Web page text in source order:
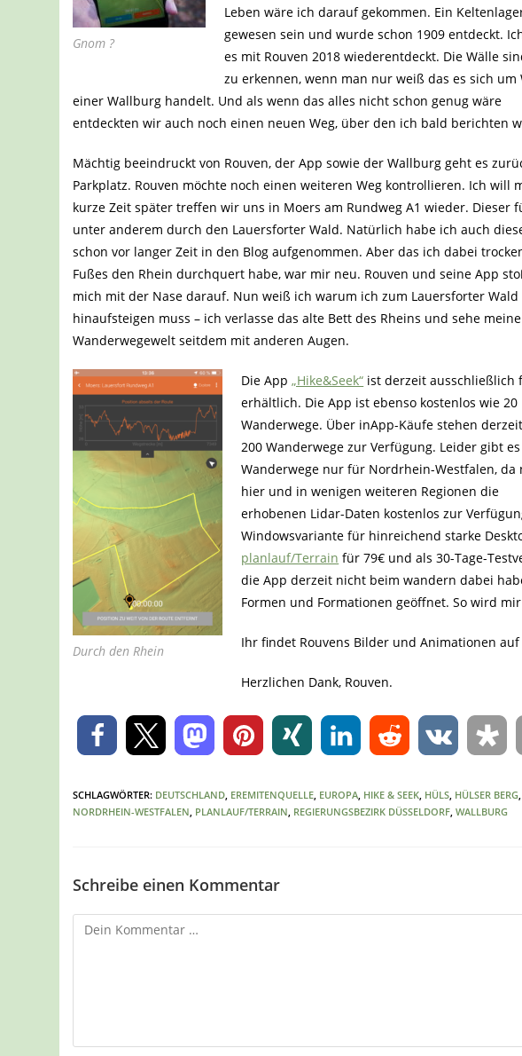
Gnom ?
Leben wäre ich darauf gekommen. Ein
gewesen sein und wurde schon 1909 entdeckt.
es mit Rouven 2018 wiederentdeckt. Die Wälle
zu erkennen, wenn man nur weiß das es sich um
einer Wallburg handelt. Und als wenn das alles nicht schon genug wäre
entdeckten wir auch noch einen neuen Weg, über den ich bald berichten
Mächtig beeindruckt von Rouven, der App sowie der Wallburg geht es
Parkplatz. Rouven möchte noch einen weiteren Weg kontrollieren. Ich will
kurze Zeit später treffen wir uns in Moers am Rundweg A1 wieder. Dieser
unter anderem durch den Lauersforter Wald. Natürlich habe ich auch
schon vor langer Zeit in den Blog aufgenommen. Aber das ich dabei
Fußes den Rhein durchquert habe, war mir neu. Rouven und seine App
mich mit der Nase darauf. Nun weiß ich warum ich zum Lauersforter Wald
hinaufsteigen muss – ich verlasse das alte Bett des Rheins und sehe meine
Wanderwegewelt seitdem mit anderen Augen.
Durch den Rhein
Die App„Hike&Seek“ ist derzeit ausschließlich
erhältlich. Die App ist ebenso kostenlos wie 20
Wanderwege. Über inApp-Käufe stehen
200 Wanderwege zur Verfügung. Leider gibt
Wanderwege nur für Nordrhein-Westfalen, da
hier und in wenigen weiteren Regionen die
erhobenen Lidar-Daten kostenlos zur
Windowsvariante für hinreichend starke
planlauf/Terrain für 79€ und als 30-Tage-
die App derzeit nicht beim wandern dabei
Formen und Formationen geöffnet. So wird
Ihr findet Rouvens Bilder und Animationen
Herzlichen Dank, Rouven.
0 0
SCHLAGWÖRTER: DEUTSCHLAND, EREMITENQUELLE, EUROPA, HIKE & SEEK, HÜLS, HÜLSER BERG,
NORDRHEIN-WESTFALEN, PLANLAUF/TERRAIN, REGIERUNGSBEZIRK DÜSSELDORF, WALLBURG
Schreibe einen Kommentar
Kommentar